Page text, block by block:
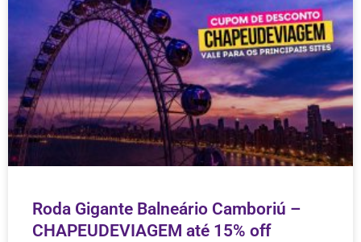
Roda Gigante Balneário Camboriú –
CHAPEUDEVIAGEM até 15% off